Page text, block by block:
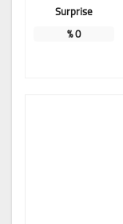
Surprise
0
%